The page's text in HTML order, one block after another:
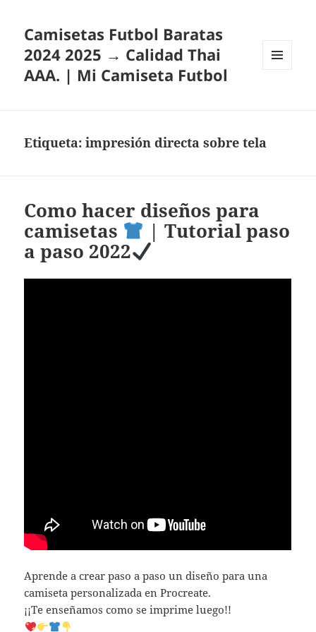
Camisetas Futbol Baratas
2024 2025 → Calidad Thai
AAA. | Mi Camiseta Futbol
Etiqueta:impresión directa sobre tela
Como hacer diseños para
camisetas
| Tutorial paso
a paso 2022
Aprende a crear paso a paso un diseño para una
camiseta personalizada en Procreate.
¡¡Te enseñamos como se imprime luego!!